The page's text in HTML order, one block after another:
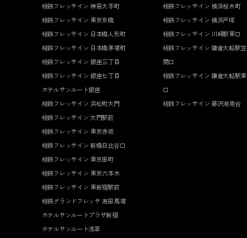
相鉄フレッサイン 神田大手町
相鉄フレッサイン 東京京橋
相鉄フレッサイン 日本橋人形町
相鉄フレッサイン 日本橋茅場町
相鉄フレッサイン 銀座三丁目
相鉄フレッサイン 銀座七丁目
ホテルサンルート銀座
相鉄フレッサイン 浜松町大門
相鉄フレッサイン 大門駅前
相鉄フレッサイン 東京赤坂
相鉄フレッサイン 新橋日比谷口
相鉄フレッサイン 東京田町
相鉄フレッサイン 東京六本木
相鉄フレッサイン 東新宿駅前
相鉄グランドフレッサ 高田馬場
ホテルサンルートプラザ新宿
ホテルサンルート浅草
相鉄フレッサイン 横浜桜木町
相鉄フレッサイン 横浜戸塚
相鉄フレッサイン 川崎駅東口
相鉄フレッサイン 鎌倉大船駅笠
間口
相鉄フレッサイン 鎌倉大船駅東
口
相鉄フレッサイン 藤沢湘南台